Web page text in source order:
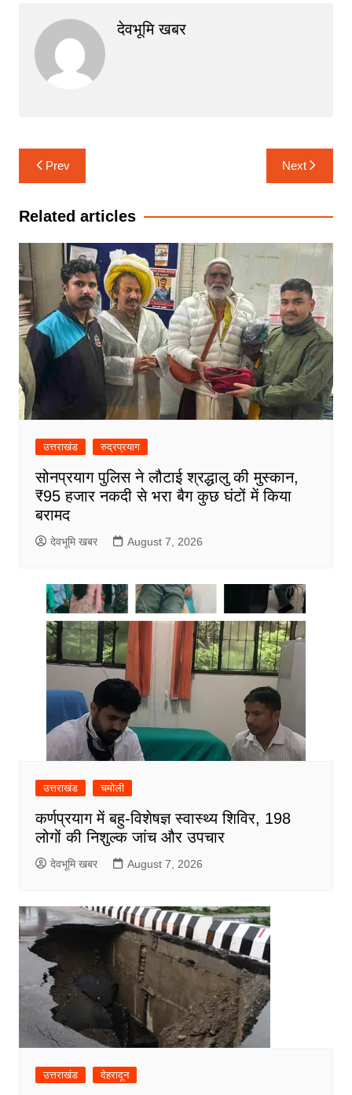
देवभूमि खबर
Post
navigation
Prev Next
Related articles
उत्तराखंड रुद्रप्रयाग
सोनप्रयाग पुलिस ने लौटाई श्रद्धालु की मुस्कान,
₹95 हजार नकदी से भरा बैग कुछ घंटों में किया
बरामद
देवभूमि खबर August 7, 2026
उत्तराखंड चमोली
कर्णप्रयाग में बहु-विशेषज्ञ स्वास्थ्य शिविर, 198
लोगों की निशुल्क जांच और उपचार
देवभूमि खबर August 7, 2026
उत्तराखंड देहरादून